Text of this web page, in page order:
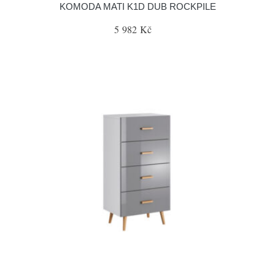
KOMODA MATI K1D DUB ROCKPILE
5 982 Kč